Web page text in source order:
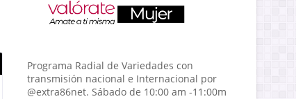
Programa Radial de Variedades con
transmisión nacional e Internacional por
@extra86net. Sábado de 10:00 am -11:00m